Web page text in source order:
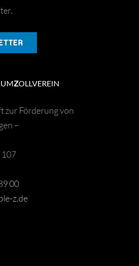
ZOLLVEREIN
zur Förderung von
–
107
00
z.de